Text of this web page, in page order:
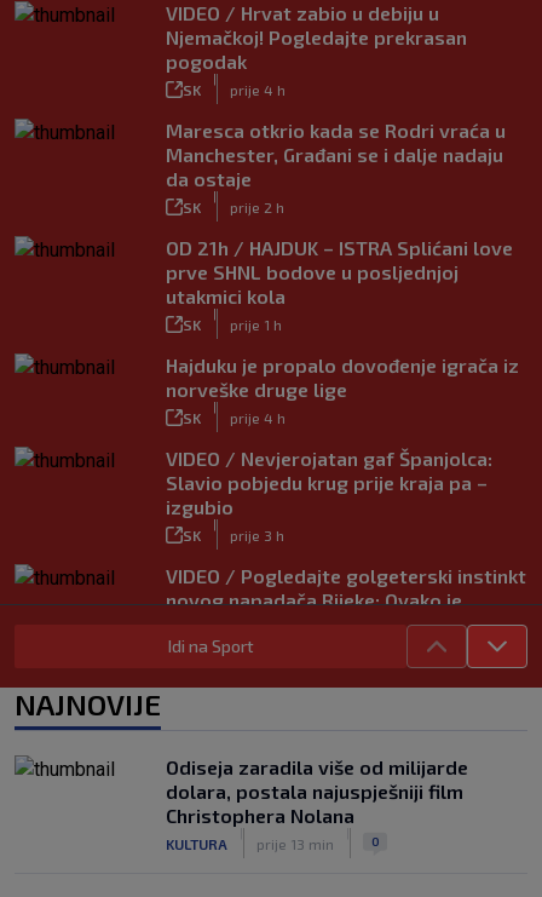
VIDEO / Hrvat zabio u debiju u
Njemačkoj! Pogledajte prekrasan
pogodak
SK prije 4 h
Maresca otkrio kada se Rodri vraća u
Manchester, Građani se i dalje nadaju
da ostaje
SK prije 2 h
OD 21h / HAJDUK – ISTRA Splićani love
prve SHNL bodove u posljednjoj
utakmici kola
SK prije 1 h
Hajduku je propalo dovođenje igrača iz
norveške druge lige
SK prije 4 h
VIDEO / Nevjerojatan gaf Španjolca:
Slavio pobjedu krug prije kraja pa –
izgubio
SK prije 3 h
VIDEO / Pogledajte golgeterski instinkt
novog napadača Rijeke: Ovako je
SK
|
prije 6 h
Idi na Sport
NAJNOVIJE
Odiseja zaradila više od milijarde
dolara, postala najuspješniji film
Christophera Nolana
KULTURA prije 13 min 0